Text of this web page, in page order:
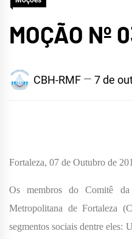
MOÇÃO Nº
CBH-RMF 7 de
Fortaleza, 07 de Outubro de
Os membros do Comitê
Metropolitana de Fortaleza
segmentos sociais dentre eles: